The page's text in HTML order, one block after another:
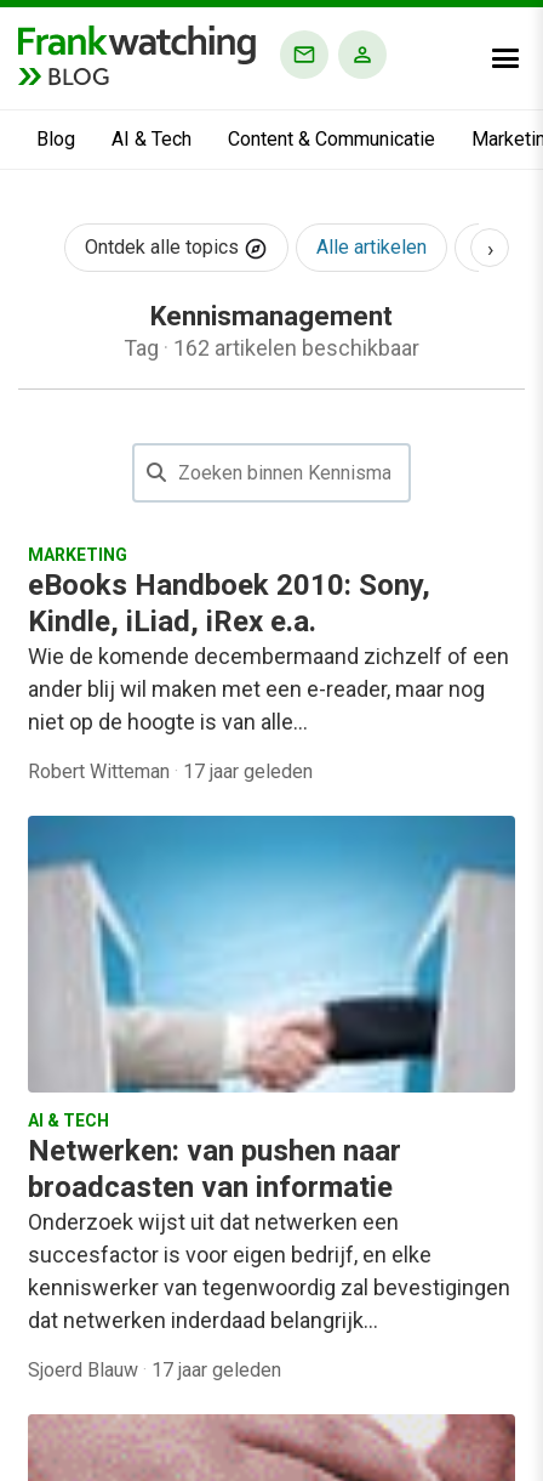
BLOG
Blog AI & Tech Content & Communicatie
Ontdek alle topics Alle artikelen AI &
›
Kennismanagement
Tag · 162 artikelen beschikbaar
MARKETING
eBooks Handboek 2010: Sony,
Kindle, iLiad, iRex e.a.
Wie de komende decembermaand zichzelf of een
ander blij wil maken met een e-reader, maar nog
niet op de hoogte is van alle…
Robert Witteman · 17 jaar geleden
AI & TECH
Netwerken: van pushen naar
broadcasten van informatie
Onderzoek wijst uit dat netwerken een
succesfactor is voor eigen bedrijf, en elke
kenniswerker van tegenwoordig zal bevestigingen
dat netwerken inderdaad belangrijk…
Sjoerd Blauw · 17 jaar geleden